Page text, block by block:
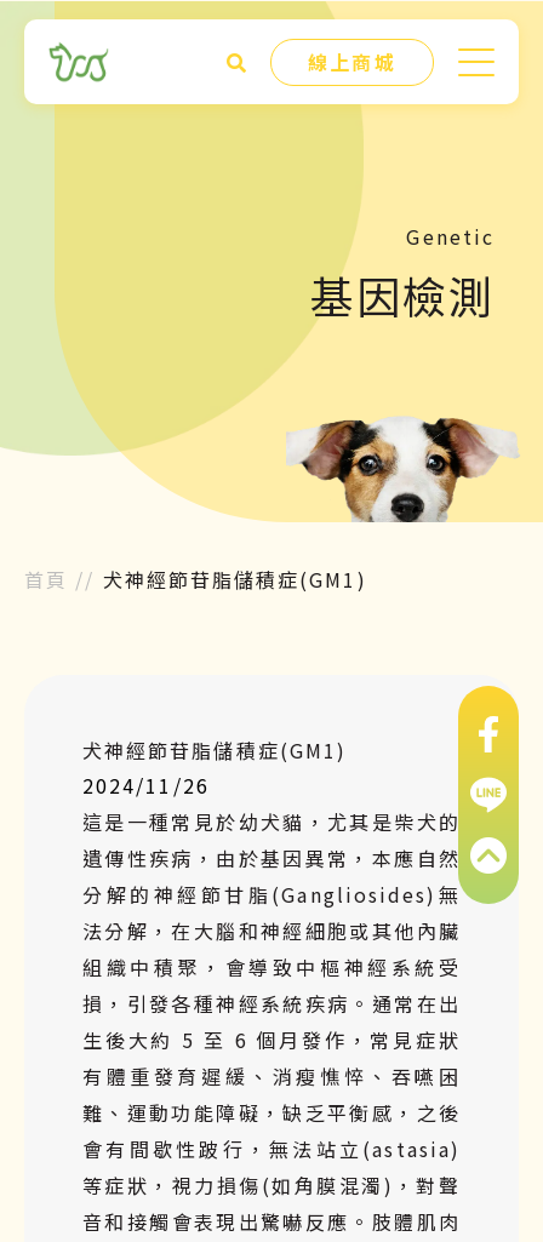
線上商城
Genetic
基因檢測
首頁 // 犬神經節苷脂儲積症(GM1)
犬神經節苷脂儲積症(GM1)
2024/11/26
這是一種常見於幼犬貓，尤其是柴犬的
遺傳性疾病 ， 由於基因異常，本應自然
分解的 神經 節甘脂(Gangliosides) 無
法分解，在大腦和神經細胞或其他內臟
組織中 積聚， 會導致中樞神經系統受
損 ，引發各種神經系統疾病。 通常在出
生後大約 5 至 6個月發作，常見症狀
有體重發育遲緩、消瘦憔悴、吞嚥困
難、 運動功能障礙 ，缺乏平衡感 ， 之後
會有間歇性跛行，無法站立(astasia)
等症狀，視力損傷(如角膜混濁)，對聲
音和接觸 會表現出驚嚇反應。肢體肌肉